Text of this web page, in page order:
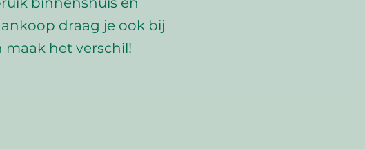
draag je ook bij
maak het verschil!